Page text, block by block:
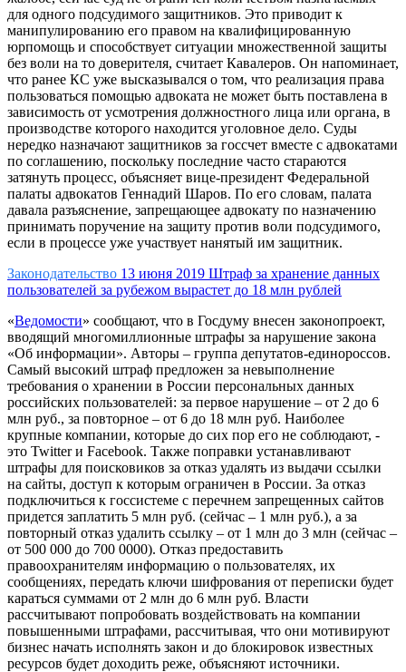
для одного подсудимого защитников. Это приводит к
манипулированию его правом на квалифицированную
юрпомощь и способствует ситуации множественной защиты
без воли на то доверителя, считает Кавалеров. Он напоминает,
что ранее КС уже высказывался о том, что реализация права
пользоваться помощью адвоката не может быть поставлена в
зависимость от усмотрения должностного лица или органа, в
производстве которого находится уголовное дело. Суды
нередко назначают защитников за госсчет вместе с адвокатами
по соглашению, поскольку последние часто стараются
затянуть процесс, объясняет вице-президент Федеральной
палаты адвокатов Геннадий Шаров. По его словам, палата
давала разъяснение, запрещающее адвокату по назначению
принимать поручение на защиту против воли подсудимого,
если в процессе уже участвует нанятый им защитник.
Законодательство 13 июня 2019 Штраф за хранение данных
пользователей за рубежом вырастет до 18 млн рублей
«Ведомости» сообщают, что в Госдуму внесен законопроект,
вводящий многомиллионные штрафы за нарушение закона
«Об информации». Авторы – группа депутатов-единороссов.
Самый высокий штраф предложен за невыполнение
требования о хранении в России персональных данных
российских пользователей: за первое нарушение – от 2 до 6
млн руб., за повторное – от 6 до 18 млн руб. Наиболее
крупные компании, которые до сих пор его не соблюдают, -
это Twitter и Facebook. Также поправки устанавливают
штрафы для поисковиков за отказ удалять из выдачи ссылки
на сайты, доступ к которым ограничен в России. За отказ
подключиться к госсистеме с перечнем запрещенных сайтов
придется заплатить 5 млн руб. (сейчас – 1 млн руб.), а за
повторный отказ удалить ссылку – от 1 млн до 3 млн (сейчас –
от 500 000 до 700 0000). Отказ предоставить
правоохранителям информацию о пользователях, их
сообщениях, передать ключи шифрования от переписки будет
караться суммами от 2 млн до 6 млн руб. Власти
рассчитывают попробовать воздействовать на компании
повышенными штрафами, рассчитывая, что они мотивируют
бизнес начать исполнять закон и до блокировок известных
ресурсов будет доходить реже, объясняют источники.